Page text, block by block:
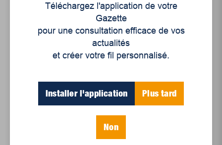
l’agriculture et l’industrie. A-t-on besoin d’autant
d’eau potable saine pour refroidir les machines
industrielles et arroser les champs ?
Téléchargez l'application de votre
Gazette
pour une consultation efficace de vos
actualités
et créer votre fil personnalisé.
Installer l'application Plus tard
Non